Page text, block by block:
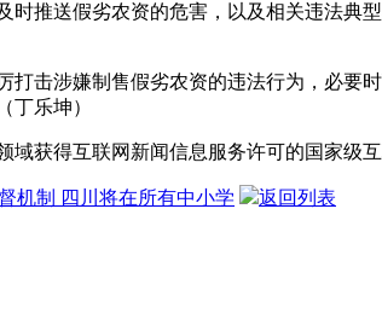
送假劣农资的危害，以及相关违法典
涉嫌制售假劣农资的违法行为，必要
丁乐坤）
获得互联网新闻信息服务许可的国家级互
机制 四川将在所有中小学 返回列表